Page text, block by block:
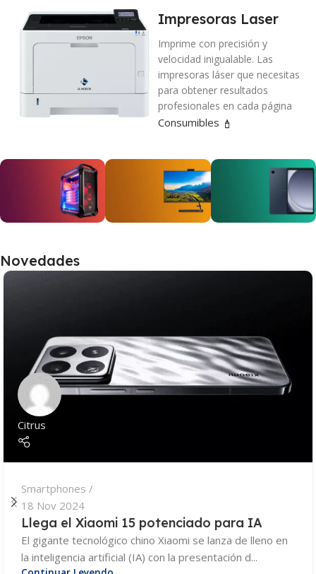
Impresoras Laser
Imprime con precisión y
velocidad inigualable. Las
impresoras láser que necesitas
para obtener resultados
profesionales en cada página
Consumibles
Computadoras
Hasta 30%
de descuento
Novedades
Citrus
Smartphones
18 Nov 2024
Llega el Xiaomi 15 potenciado para IA
El gigante tecnológico chino Xiaomi se lanza de lleno en
la inteligencia artificial (IA) con la presentación d...